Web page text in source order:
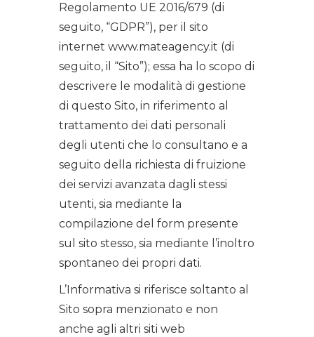
Regolamento UE 2016/679 (di
seguito, “GDPR”), per il sito
internet www.mateagency.it (di
seguito, il “Sito”); essa ha lo scopo di
descrivere le modalità di gestione
di questo Sito, in riferimento al
trattamento dei dati personali
degli utenti che lo consultano e a
seguito della richiesta di fruizione
dei servizi avanzata dagli stessi
utenti, sia mediante la
compilazione del form presente
sul sito stesso, sia mediante l’inoltro
spontaneo dei propri dati.
L’Informativa si riferisce soltanto al
Sito sopra menzionato e non
anche agli altri siti web